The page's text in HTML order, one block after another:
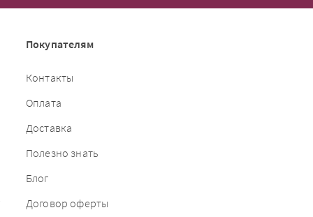
Покупателям
Контакты
Оплата
Доставка
Полезно знать
Блог
Договор оферты